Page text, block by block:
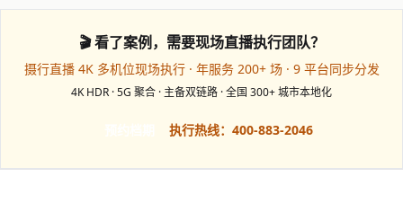
🎬 看了案例，需要现场直播执行团队？
摄行直播 4K 多机位现场执行 · 年服务 200+ 场 · 9 平台同步分发
4K HDR · 5G 聚合 · 主备双链路 · 全国 300+ 城市本地化
执行热线：400-883-2046